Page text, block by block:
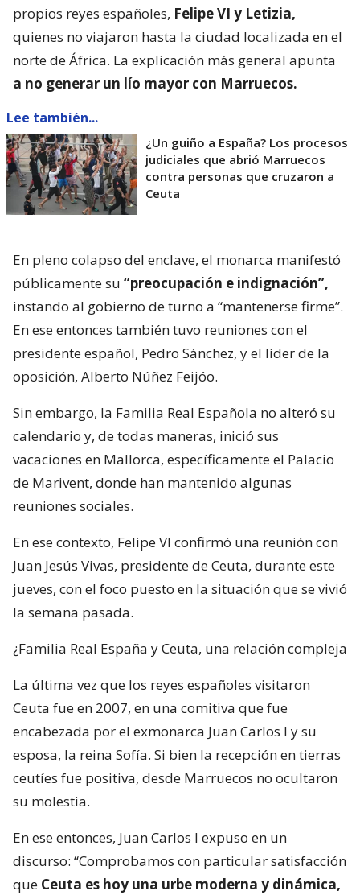
propios reyes españoles, Felipe VI y Letizia,
quienes no viajaron hasta la ciudad localizada en el
norte de África. La explicación más general apunta
a no generar un lío mayor con Marruecos.
Lee también...
¿Un guiño a España? Los procesos
judiciales que abrió Marruecos
contra personas que cruzaron a
Ceuta
En pleno colapso del enclave, el monarca manifestó
públicamente su “preocupación e indignación”,
instando al gobierno de turno a “mantenerse firme”.
En ese entonces también tuvo reuniones con el
presidente español, Pedro Sánchez, y el líder de la
oposición, Alberto Núñez Feijóo.
Sin embargo, la Familia Real Española no alteró su
calendario y, de todas maneras, inició sus
vacaciones en Mallorca, específicamente el Palacio
de Marivent, donde han mantenido algunas
reuniones sociales.
En ese contexto, Felipe VI confirmó una reunión con
Juan Jesús Vivas, presidente de Ceuta, durante este
jueves, con el foco puesto en la situación que se vivió
la semana pasada.
¿Familia Real España y Ceuta, una relación compleja
La última vez que los reyes españoles visitaron
Ceuta fue en 2007, en una comitiva que fue
encabezada por el exmonarca Juan Carlos I y su
esposa, la reina Sofía. Si bien la recepción en tierras
ceutíes fue positiva, desde Marruecos no ocultaron
su molestia.
En ese entonces, Juan Carlos I expuso en un
discurso: “Comprobamos con particular satisfacción
que Ceuta es hoy una urbe moderna y dinámica,